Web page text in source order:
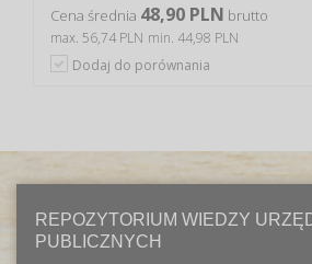
Cena średnia 48,90 PLN brutto
max. 56,74 PLN min. 44,98 PLN
Dodaj do porównania
REPOZYTORIUM WIEDZY
PUBLICZNYCH